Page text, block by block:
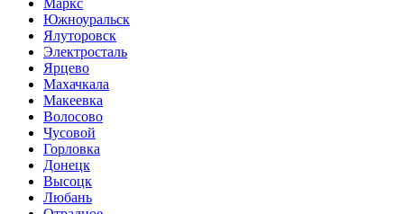
Южноуральск
Ялуторовск
Электросталь
Ярцево
Махачкала
Макеевка
Волосово
Чусовой
Горловка
Донецк
Высоцк
Любань